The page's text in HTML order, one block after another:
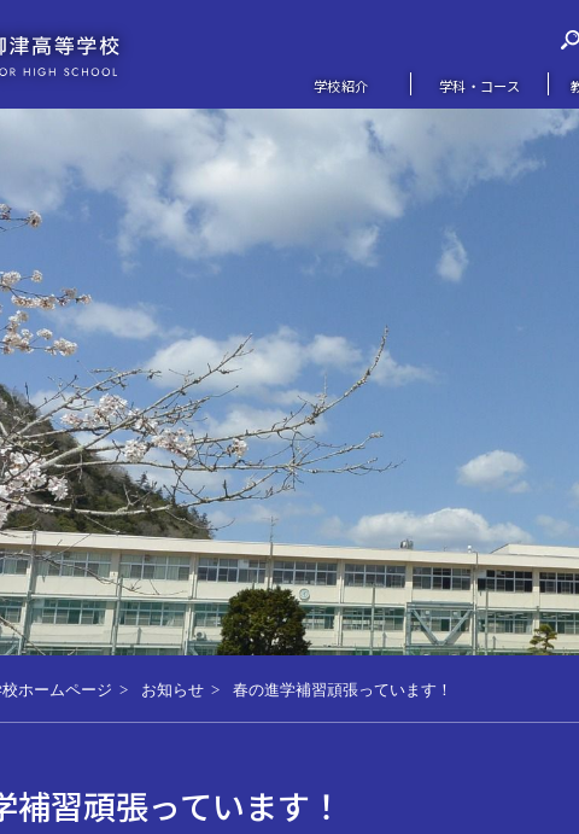
学校紹介 学科・コース
ホームページ お知らせ 春の進学補習頑張っています！
補習頑張っています！